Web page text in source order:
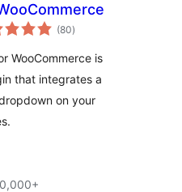
(80གདེང་
འཇོག་
ཚང་།
)
WooCommerce is
that integrates a
on your